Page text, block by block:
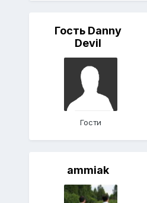
Гость Danny
Devil
Гости
ammiak